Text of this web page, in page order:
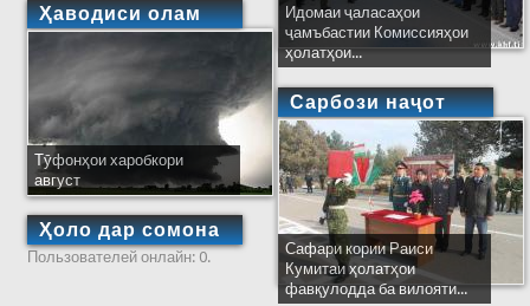
Ҳаводиси олам
Тӯфонҳои харобкори
август
Ҳоло дар сомона
Пользователей онлайн: 0.
Идомаи ҷаласаҳои
ҷамъбастии Комиссияҳои
ҳолатҳои...
Сарбози наҷот
Сафари кории Раиси
Кумитаи ҳолатҳои
фавқулодда ба вилояти...